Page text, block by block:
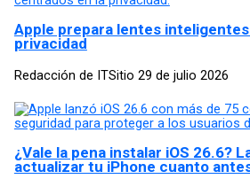
Apple prepara lentes
privacidad
Redacción de ITSitio 29 de julio 2026
¿Vale la pena instalar iOS 26.6?
actualizar tu iPhone cuanto